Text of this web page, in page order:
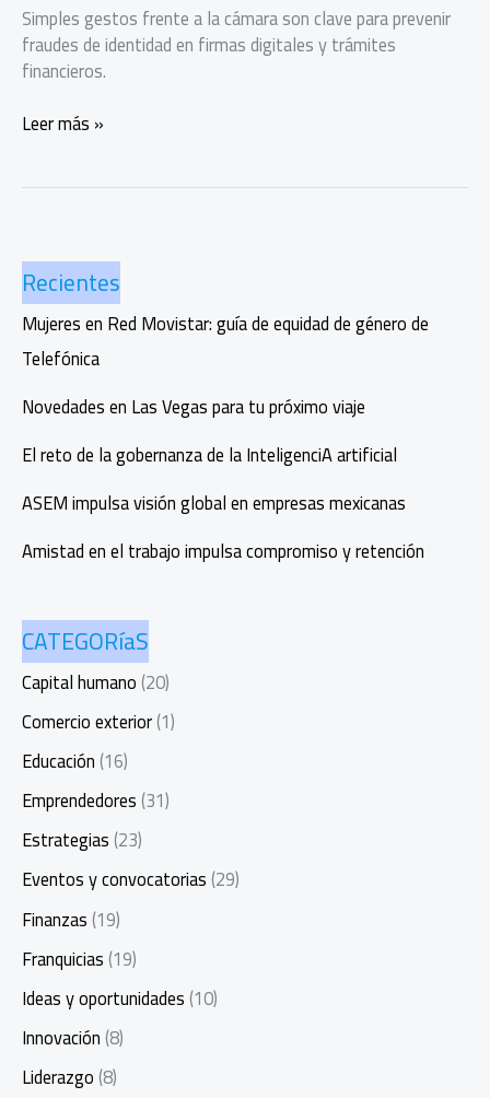
Simples gestos frente a la cámara son clave para prevenir
fraudes de identidad en firmas digitales y trámites
financieros.
Prueba
barrera
clave
contra
fraudes
Leer más »
Recientes
Mujeres en Red Movistar: guía de equidad de género de
Telefónica
Novedades en Las Vegas para tu próximo viaje
El reto de la gobernanza de la InteligenciA artificial
ASEM impulsa visión global en empresas mexicanas
Amistad en el trabajo impulsa compromiso y retención
CATEGORíaS
Capital humano(20)
Comercio exterior(1)
Educación(16)
Emprendedores(31)
Estrategias(23)
Eventos y convocatorias(29)
Finanzas(19)
Franquicias(19)
Ideas y oportunidades(10)
Innovación(8)
Liderazgo(8)